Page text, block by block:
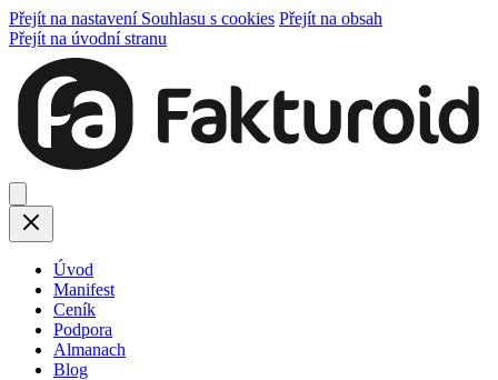
Přejít na nastavení Souhlasu s cookies Přejít na obsah
Přejít na úvodní stranu
Úvod
Manifest
Ceník
Podpora
Almanach
Blog